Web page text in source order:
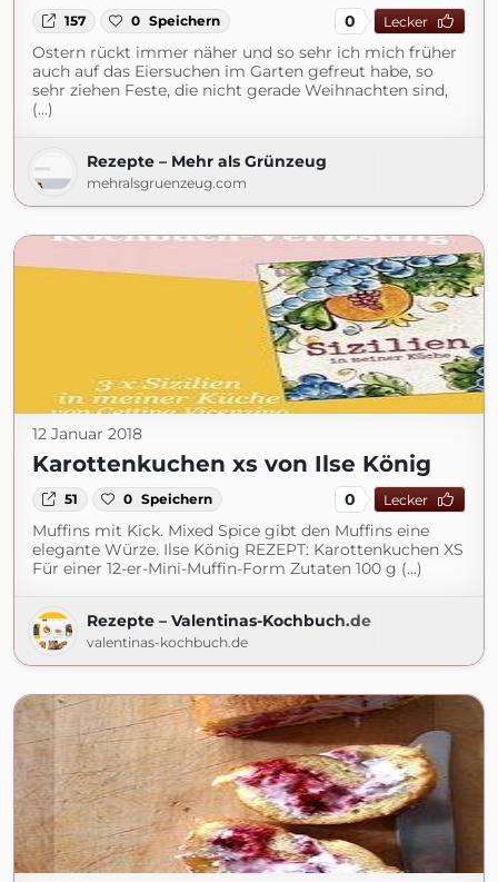
157 0 Speichern 0 Lecker
Ostern rückt immer näher und so sehr ich mich früher
auch auf das Eiersuchen im Garten gefreut habe, so
sehr ziehen Feste, die nicht gerade Weihnachten sind,
(...)
Rezepte – Mehr als Grünzeug
mehralsgruenzeug.com
12 Januar 2018
Karottenkuchen xs von Ilse König
51 0 Speichern 0 Lecker
Muffins mit Kick. Mixed Spice gibt den Muffins eine
elegante Würze. Ilse König REZEPT: Karottenkuchen XS
Für einer 12-er-Mini-Muffin-Form Zutaten 100 g (...)
Rezepte – Valentinas-Kochbuch.de
valentinas-kochbuch.de